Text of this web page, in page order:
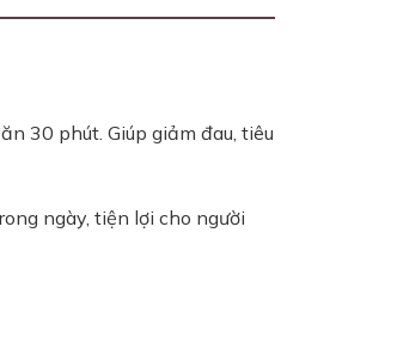
30 phút. Giúp giảm đau, tiêu
ngày, tiện lợi cho người